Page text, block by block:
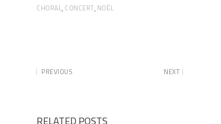
CHORAL, CONCERT, NOËL
PREVIOUS NEXT
RELATED POSTS